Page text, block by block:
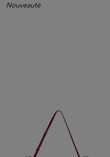
Nouveauté